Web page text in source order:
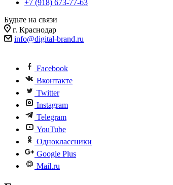
+7 (918) 673-77-63
Будьте на связи
г. Краснодар
info@digital-brand.ru
Facebook
Вконтакте
Twitter
Instagram
Telegram
YouTube
Одноклассники
Google Plus
Mail.ru